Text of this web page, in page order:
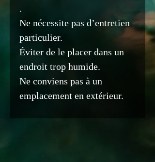
.
Ne nécessite pas d’entretien
particulier.
Éviter de le placer dans un
endroit trop humide.
Ne conviens pas à un
emplacement en extérieur.